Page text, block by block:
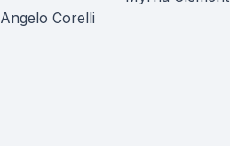
Angelo Corelli